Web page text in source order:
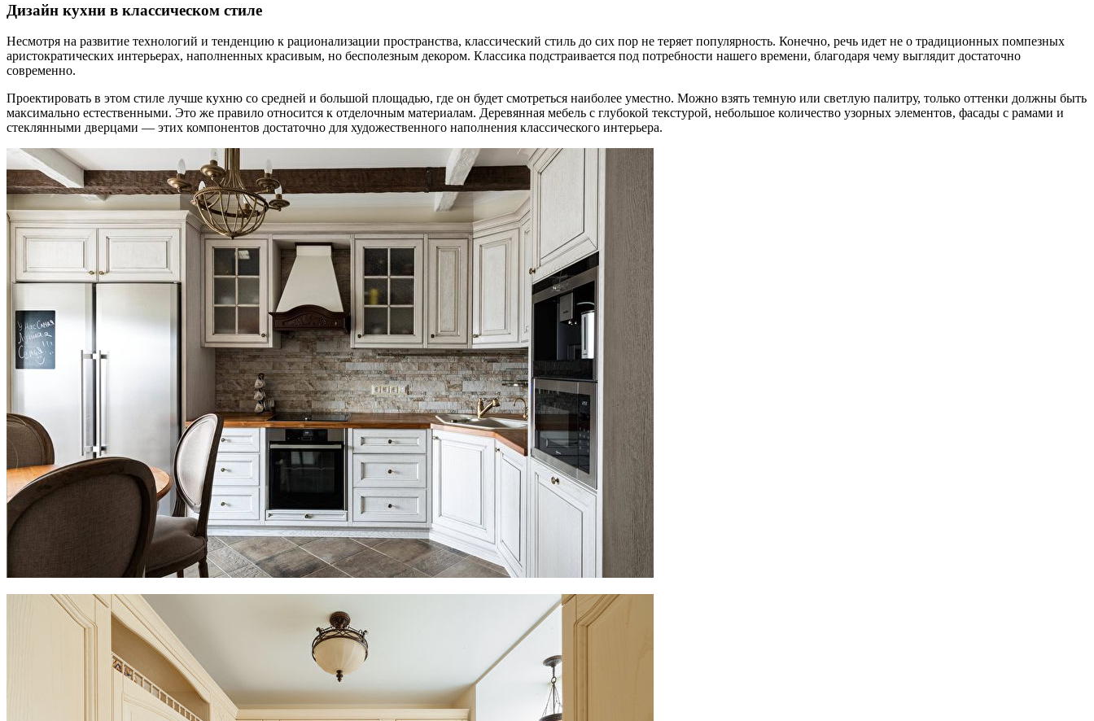
Дизайн кухни в классическом стиле
Несмотря на развитие технологий и тенденцию к рационализации пространства, классический стиль до сих пор не теряет популярность. Конечно, речь идет не о традиционных помпезных
аристократических интерьерах, наполненных красивым, но бесполезным декором. Классика подстраивается под потребности нашего времени, благодаря чему выглядит достаточно
современно.
Проектировать в этом стиле лучше кухню со средней и большой площадью, где он будет смотреться наиболее уместно. Можно взять темную или светлую палитру, только оттенки должны быть
максимально естественными. Это же правило относится к отделочным материалам. Деревянная мебель с глубокой текстурой, небольшое количество узорных элементов, фасады с рамами и
стеклянными дверцами — этих компонентов достаточно для художественного наполнения классического интерьера.